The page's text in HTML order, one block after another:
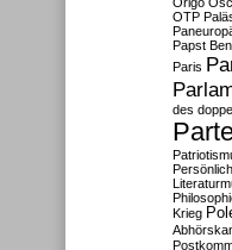
OTP
Papst
Paris
des
Krieg